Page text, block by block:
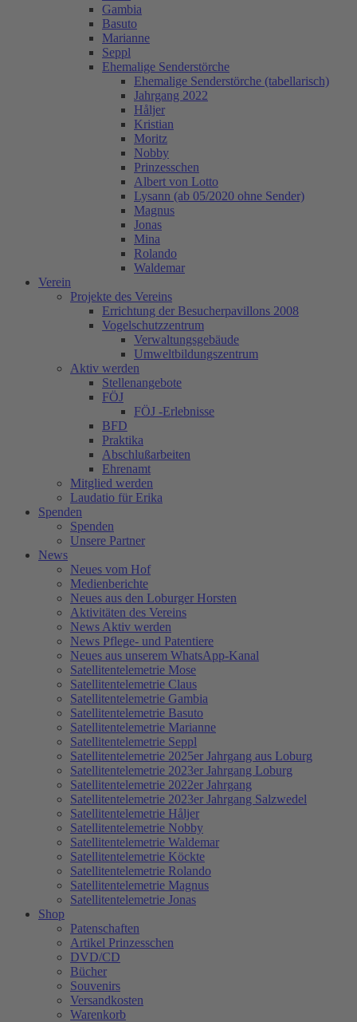
Gambia
Basuto
Marianne
Seppl
Ehemalige Senderstörche
Ehemalige Senderstörche (tabellarisch)
Jahrgang 2022
Håljer
Kristian
Moritz
Nobby
Prinzesschen
Albert von Lotto
Lysann (ab 05/2020 ohne Sender)
Magnus
Jonas
Mina
Rolando
Waldemar
Verein
Projekte des Vereins
Errichtung der Besucherpavillons 2008
Vogelschutzzentrum
Verwaltungsgebäude
Umweltbildungszentrum
Aktiv werden
Stellenangebote
FÖJ
FÖJ -Erlebnisse
BFD
Praktika
Abschlußarbeiten
Ehrenamt
Mitglied werden
Laudatio für Erika
Spenden
Spenden
Unsere Partner
News
Neues vom Hof
Medienberichte
Neues aus den Loburger Horsten
Aktivitäten des Vereins
News Aktiv werden
News Pflege- und Patentiere
Neues aus unserem WhatsApp-Kanal
Satellitentelemetrie Mose
Satellitentelemetrie Claus
Satellitentelemetrie Gambia
Satellitentelemetrie Basuto
Satellitentelemetrie Marianne
Satellitentelemetrie Seppl
Satellitentelemetrie 2025er Jahrgang aus Loburg
Satellitentelemetrie 2023er Jahrgang Loburg
Satellitentelemetrie 2022er Jahrgang
Satellitentelemetrie 2023er Jahrgang Salzwedel
Satellitentelemetrie Håljer
Satellitentelemetrie Nobby
Satellitentelemetrie Waldemar
Satellitentelemetrie Köckte
Satellitentelemetrie Rolando
Satellitentelemetrie Magnus
Satellitentelemetrie Jonas
Shop
Patenschaften
Artikel Prinzesschen
DVD/CD
Bücher
Souvenirs
Versandkosten
Warenkorb